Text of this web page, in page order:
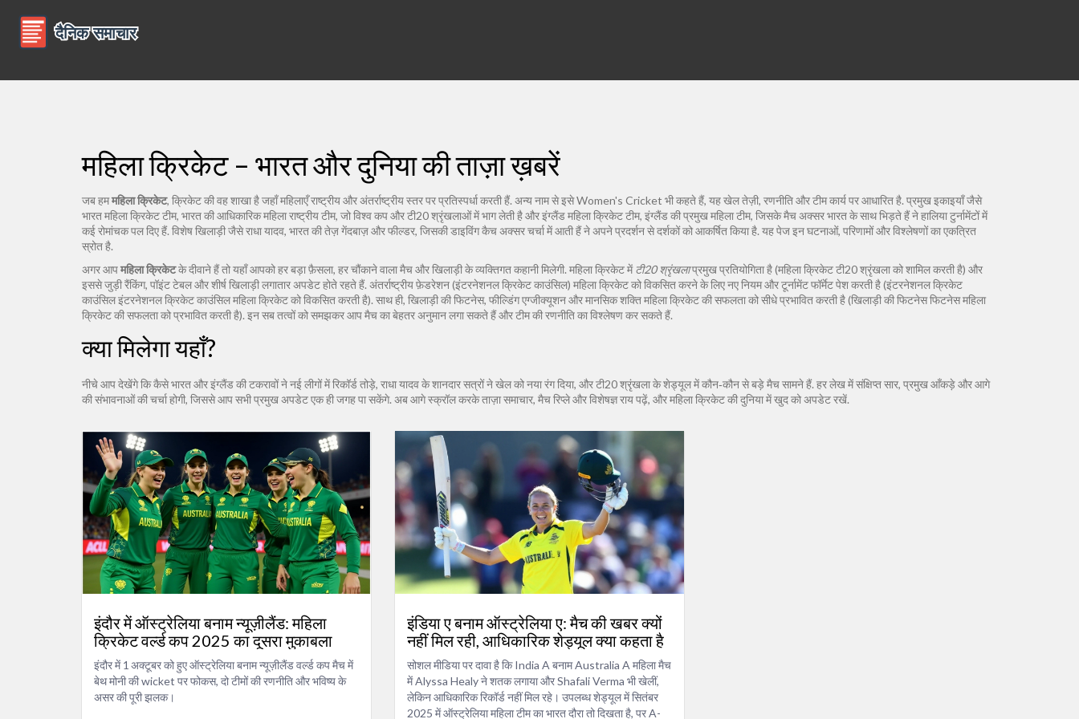
महिला क्रिकेट – भारत और दुनिया की ताज़ा ख़बरें
जब हममहिला क्रिकेट, क्रिकेट की वह शाखा है जहाँ महिलाएँ राष्ट्रीय और अंतर्राष्ट्रीय स्तर पर प्रतिस्पर्धा करती हैं. अन्य नाम से इसेWomen's Cricket भी कहते हैं, यह खेल तेज़ी, रणनीति और टीम कार्य पर आधारित है. प्रमुख इकाइयाँ जैसे
भारत महिला क्रिकेट टीम, भारत की आधिकारिक महिला राष्ट्रीय टीम, जो विश्व कप और टी20 श्रृंखलाओं में भाग लेती हैऔरइंग्लैंड महिला क्रिकेट टीम, इंग्लैंड की प्रमुख महिला टीम, जिसके मैच अक्सर भारत के साथ भिड़ते हैंने हालिया टुर्नामेंटों में
कई रोमांचक पल दिए हैं. विशेष खिलाड़ी जैसेराधा यादव, भारत की तेज़ गेंदबाज़ और फील्डर, जिसकी डाइविंग कैच अक्सर चर्चा में आती हैंने अपने प्रदर्शन से दर्शकों को आकर्षित किया है. यह पेज इन घटनाओं, परिणामों और विश्लेषणों का एकत्रित
स्रोत है.
अगर आपमहिला क्रिकेटके दीवाने हैं तो यहाँ आपको हर बड़ा फ़ैसला, हर चौंकाने वाला मैच और खिलाड़ी के व्यक्तिगत कहानी मिलेगी. महिला क्रिकेट मेंटी20 श्रृंखलाप्रमुख प्रतियोगिता है (महिला क्रिकेटटी20 श्रृंखलाको शामिल करती है) और
इससे जुड़ी रैंकिंग, पॉइंट टेबल और शीर्ष खिलाड़ी लगातार अपडेट होते रहते हैं. अंतर्राष्ट्रीय फ़ेडरेशन (इंटरनेशनल क्रिकेट काउंसिल) महिला क्रिकेट को विकसित करने के लिए नए नियम और टूर्नामेंट फॉर्मेट पेश करती है (इंटरनेशनल क्रिकेट
काउंसिलइंटरनेशनल क्रिकेट काउंसिलमहिला क्रिकेट को विकसित करती है). साथ ही, खिलाड़ी की फिटनेस, फील्डिंग एग्जीक्यूशन और मानसिक शक्ति महिला क्रिकेट की सफलता को सीधे प्रभावित करती है (खिलाड़ी की फिटनेसफिटनेसमहिला
क्रिकेट की सफलता को प्रभावित करती है). इन सब तत्वों को समझकर आप मैच का बेहतर अनुमान लगा सकते हैं और टीम की रणनीति का विश्लेषण कर सकते हैं.
क्या मिलेगा यहाँ?
नीचे आप देखेंगे कि कैसे भारत और इंग्लैंड की टकरावों ने नई लीगों में रिकॉर्ड तोड़े, राधा यादव के शानदार सत्रों ने खेल को नया रंग दिया, और टी20 श्रृंखला के शेड्यूल में कौन‑कौन से बड़े मैच सामने हैं. हर लेख में संक्षिप्त सार, प्रमुख आँकड़े और आगे
की संभावनाओं की चर्चा होगी, जिससे आप सभी प्रमुख अपडेट एक ही जगह पा सकेंगे. अब आगे स्क्रॉल करके ताज़ा समाचार, मैच रिप्ले और विशेषज्ञ राय पढ़ें, और महिला क्रिकेट की दुनिया में खुद को अपडेट रखें.
इंदौर में ऑस्ट्रेलिया बनाम न्यूज़ीलैंड: महिला
क्रिकेट वर्ल्ड कप 2025 का दूसरा मुकाबला
इंदौर में 1 अक्टूबर को हुए ऑस्ट्रेलिया बनाम न्यूज़ीलैंड वर्ल्ड कप मैच में
बेथ मोनी की wicket पर फोकस, दो टीमों की रणनीति और भविष्य के
असर की पूरी झलक।
इंडिया ए बनाम ऑस्ट्रेलिया ए: मैच की खबर क्यों
नहीं मिल रही, आधिकारिक शेड्यूल क्या कहता है
सोशल मीडिया पर दावा है कि India A बनाम Australia A महिला मैच
में Alyssa Healy ने शतक लगाया और Shafali Verma भी खेलीं,
लेकिन आधिकारिक रिकॉर्ड नहीं मिल रहे। उपलब्ध शेड्यूल में सितंबर
2025 में ऑस्ट्रेलिया महिला टीम का भारत दौरा तो दिखता है, पर A-